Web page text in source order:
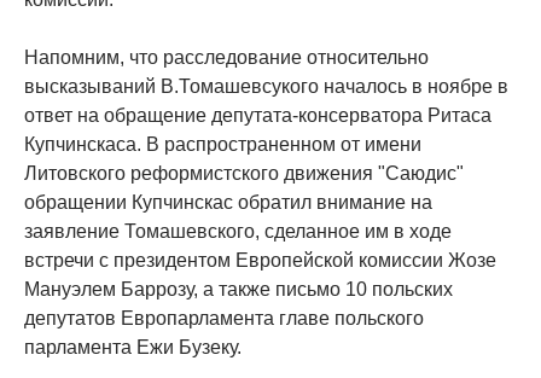
Напомним, что расследование относительно
высказываний В.Томашевсукого началось в ноябре в
ответ на обращение депутата-консерватора Ритаса
Купчинскаса. В распространенном от имени
Литовского реформистского движения "Саюдис"
обращении Купчинскас обратил внимание на
заявление Томашевского, сделанное им в ходе
встречи с президентом Европейской комиссии Жозе
Мануэлем Баррозу, а также письмо 10 польских
депутатов Европарламента главе польского
парламента Ежи Бузеку.